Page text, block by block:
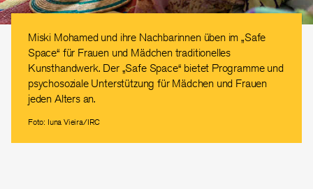
Miski Mohamed und ihre Nachbarinnen üben im „Safe
Space“ für Frauen und Mädchen traditionelles
Kunsthandwerk. Der „Safe Space“ bietet Programme und
psychosoziale Unterstützung für Mädchen und Frauen
jeden Alters an.
Foto: Iuna Vieira/IRC